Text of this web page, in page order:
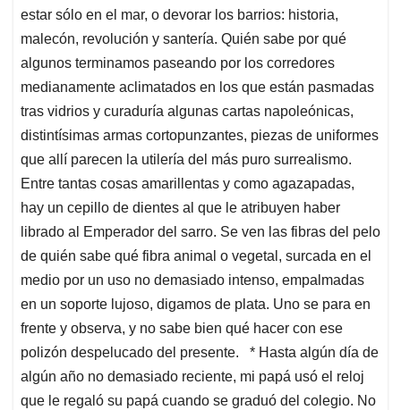
estar sólo en el mar, o devorar los barrios: historia,
malecón, revolución y santería. Quién sabe por qué
algunos terminamos paseando por los corredores
medianamente aclimatados en los que están pasmadas
tras vidrios y curaduría algunas cartas napoleónicas,
distintísimas armas cortopunzantes, piezas de uniformes
que allí parecen la utilería del más puro surrealismo.
Entre tantas cosas amarillentas y como agazapadas,
hay un cepillo de dientes al que le atribuyen haber
librado al Emperador del sarro. Se ven las fibras del pelo
de quién sabe qué fibra animal o vegetal, surcada en el
medio por un uso no demasiado intenso, empalmadas
en un soporte lujoso, digamos de plata. Uno se para en
frente y observa, y no sabe bien qué hacer con ese
polizón despelucado del presente. * Hasta algún día de
algún año no demasiado reciente, mi papá usó el reloj
que le regaló su papá cuando se graduó del colegio. No